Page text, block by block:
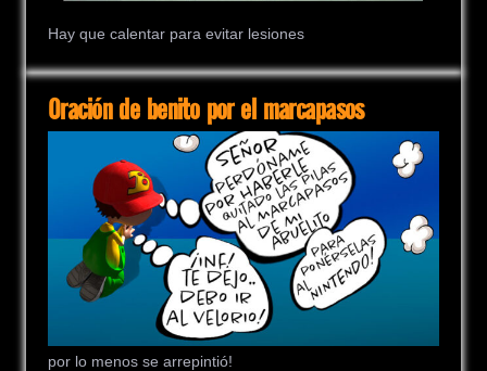
Hay que calentar para evitar lesiones
Oración de benito por el marcapasos
por lo menos se arrepintió!